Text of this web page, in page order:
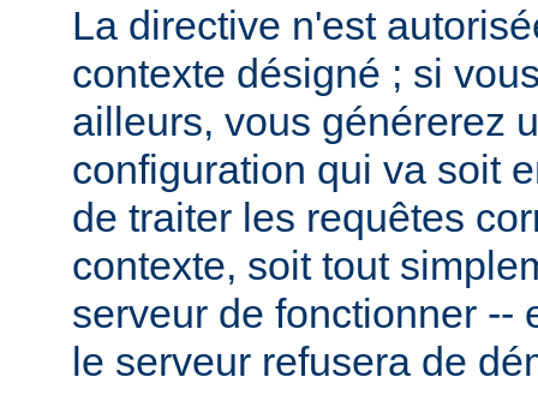
La directive n'est
contexte désigné ; si
ailleurs, vous générerez
configuration qui va soit
de traiter les requêtes
contexte, soit tout
serveur de fonctionner --
le serveur refusera de